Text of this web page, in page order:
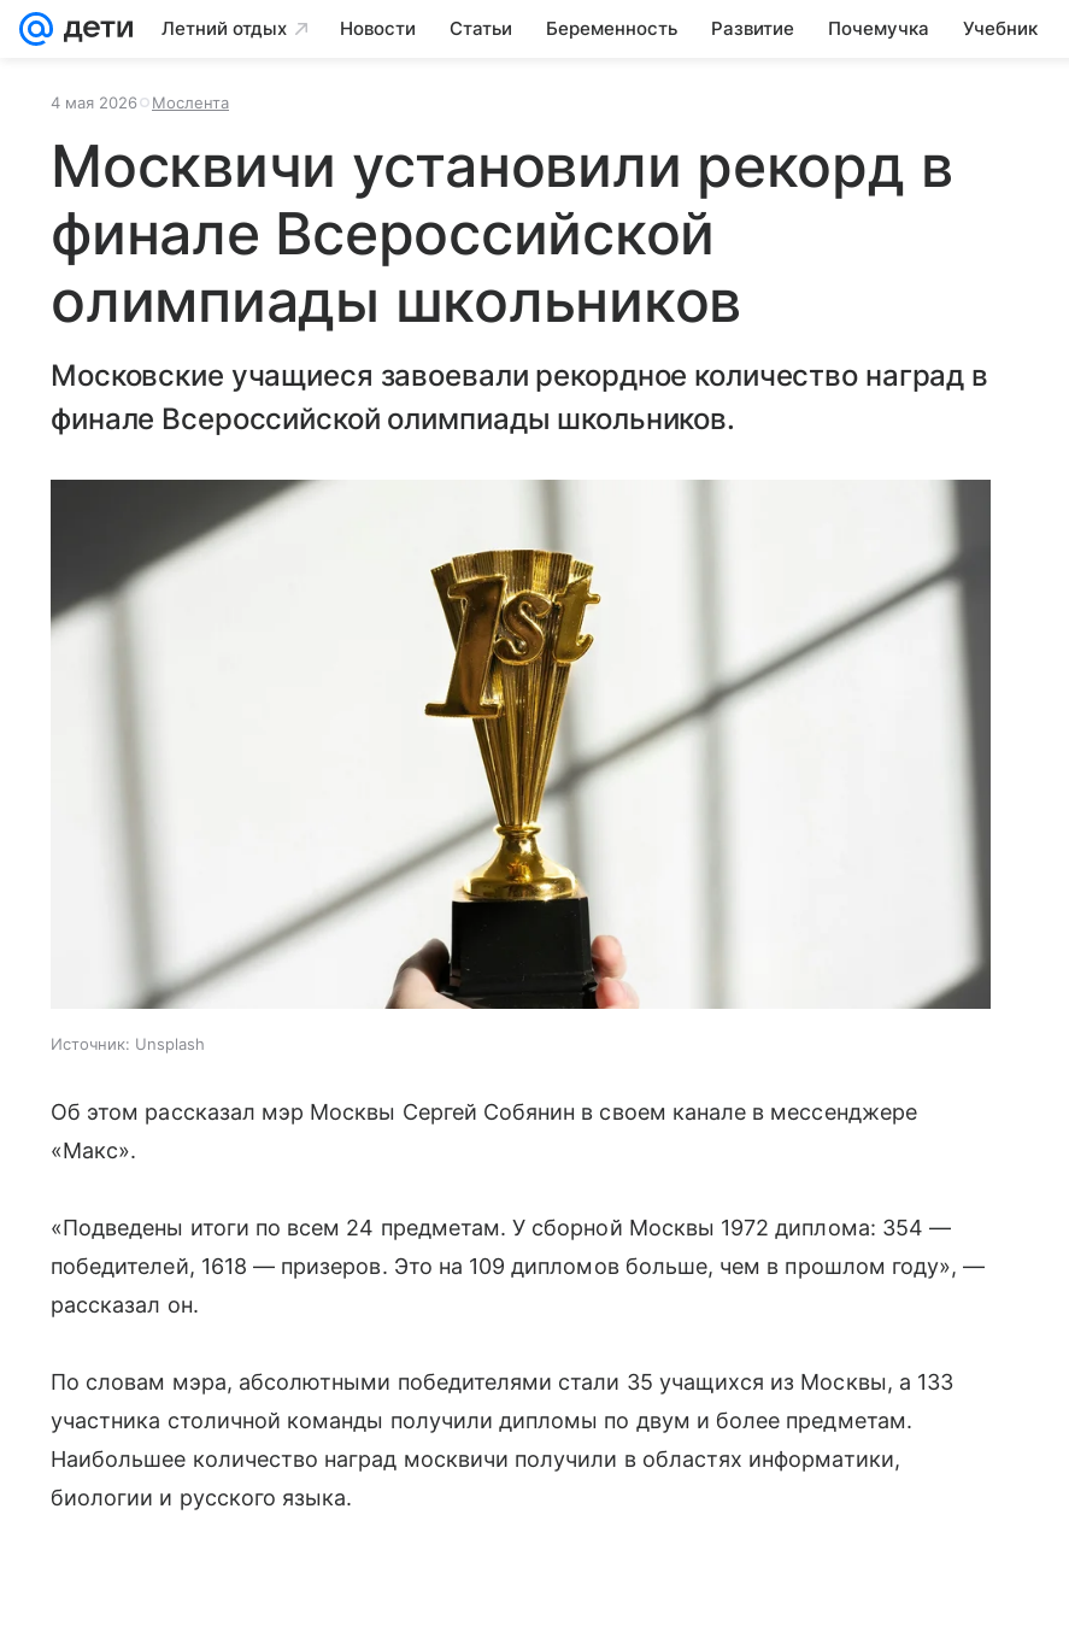
Летний отдых Новости Статьи Беременность Развитие Почемучка Учебник
4 мая 2026 Мослента
Москвичи установили рекорд в
финале Всероссийской
олимпиады школьников
Московские учащиеся завоевали рекордное количество наград в
финале Всероссийской олимпиады школьников.
Источник: Unsplash
Об этом рассказал мэр Москвы Сергей Собянин в своем канале в мессенджере
«Макс».
«Подведены итоги по всем 24 предметам. У сборной Москвы 1972 диплома: 354 —
победителей, 1618 — призеров. Это на 109 дипломов больше, чем в прошлом году», —
рассказал он.
По словам мэра, абсолютными победителями стали 35 учащихся из Москвы, а 133
участника столичной команды получили дипломы по двум и более предметам.
Наибольшее количество наград москвичи получили в областях информатики,
биологии и русского языка.